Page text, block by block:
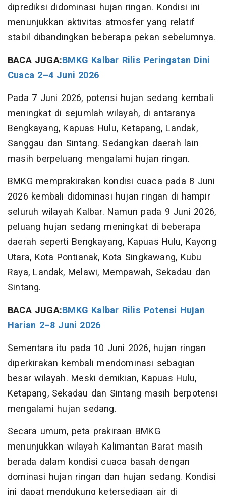
diprediksi didominasi hujan ringan. Kondisi ini
menunjukkan aktivitas atmosfer yang relatif
stabil dibandingkan beberapa pekan sebelumnya.
BACA JUGA:BMKG Kalbar Rilis Peringatan Dini
Cuaca 2–4 Juni 2026
Pada 7 Juni 2026, potensi hujan sedang kembali
meningkat di sejumlah wilayah, di antaranya
Bengkayang, Kapuas Hulu, Ketapang, Landak,
Sanggau dan Sintang. Sedangkan daerah lain
masih berpeluang mengalami hujan ringan.
BMKG memprakirakan kondisi cuaca pada 8 Juni
2026 kembali didominasi hujan ringan di hampir
seluruh wilayah Kalbar. Namun pada 9 Juni 2026,
peluang hujan sedang meningkat di beberapa
daerah seperti Bengkayang, Kapuas Hulu, Kayong
Utara, Kota Pontianak, Kota Singkawang, Kubu
Raya, Landak, Melawi, Mempawah, Sekadau dan
Sintang.
BACA JUGA:BMKG Kalbar Rilis Potensi Hujan
Harian 2–8 Juni 2026
Sementara itu pada 10 Juni 2026, hujan ringan
diperkirakan kembali mendominasi sebagian
besar wilayah. Meski demikian, Kapuas Hulu,
Ketapang, Sekadau dan Sintang masih berpotensi
mengalami hujan sedang.
Secara umum, peta prakiraan BMKG
menunjukkan wilayah Kalimantan Barat masih
berada dalam kondisi cuaca basah dengan
dominasi hujan ringan dan hujan sedang. Kondisi